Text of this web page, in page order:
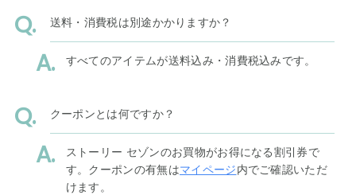
送料・消費税は別途かかりますか？
すべてのアイテムが送料込み・消費税込みです。
クーポンとは何ですか？
ストーリー セゾンのお買物がお得になる割引券で
す。クーポンの有無はマイページ内でご確認いただ
けます。